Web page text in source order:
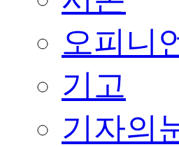
오피니
기고
기자의